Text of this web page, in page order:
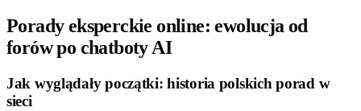
Porady eksperckie online: ewolucja od
forów po chatboty AI
Jak wyglądały początki: historia polskich porad w
sieci